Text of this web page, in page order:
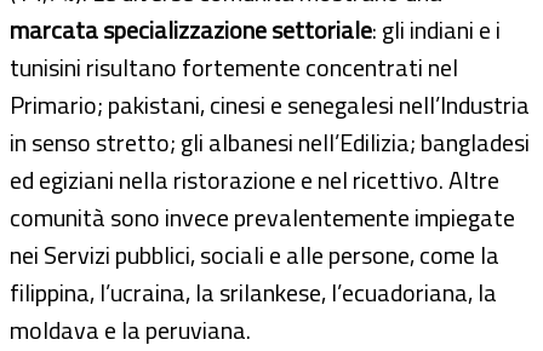
marcata specializzazione settoriale: gli indiani e i
tunisini risultano fortemente concentrati nel
Primario; pakistani, cinesi e senegalesi nell’Industria
in senso stretto; gli albanesi nell’Edilizia; bangladesi
ed egiziani nella ristorazione e nel ricettivo. Altre
comunità sono invece prevalentemente impiegate
nei Servizi pubblici, sociali e alle persone, come la
filippina, l’ucraina, la srilankese, l’ecuadoriana, la
moldava e la peruviana.